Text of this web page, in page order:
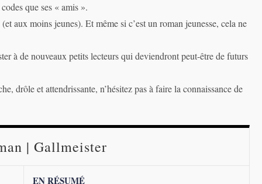
que ses « amis ».
aux moins jeunes). Et même si c’est un roman jeunesse, cela ne
à de nouveaux petits lecteurs qui deviendront peut-être de futurs
drôle et attendrissante, n’hésitez pas à faire la connaissance de
| Gallmeister
EN RÉSUMÉ